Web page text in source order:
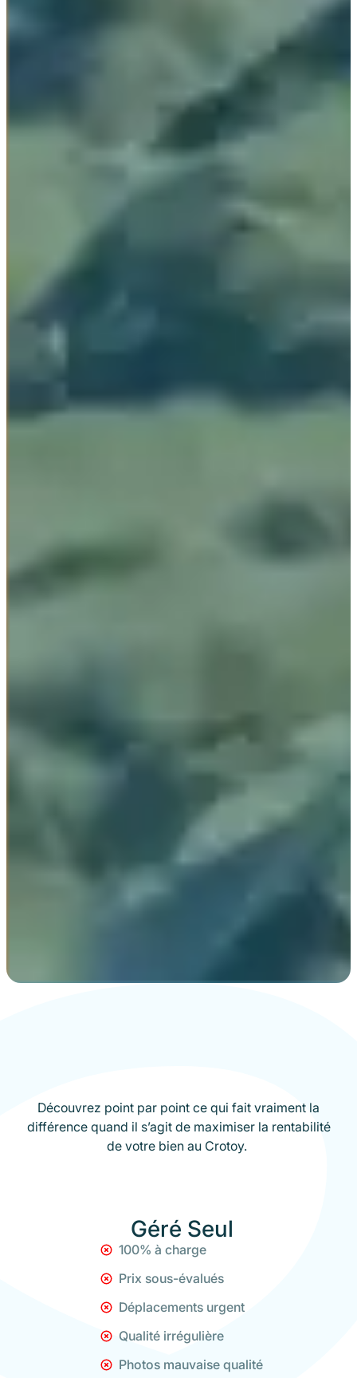
Découvrez point par point ce qui fait vraiment la
différence quand il s’agit de maximiser la rentabilité
de votre bien au Crotoy.
Géré Seul
100% à charge
Prix sous-évalués
Déplacements urgent
Qualité irrégulière
Photos mauvaise qualité